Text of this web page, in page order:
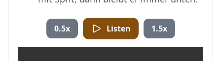
0.5x Listen 1.5x